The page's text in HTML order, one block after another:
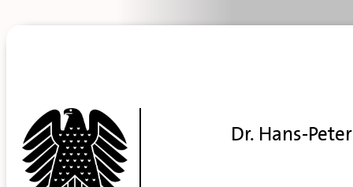
Dr. Hans-